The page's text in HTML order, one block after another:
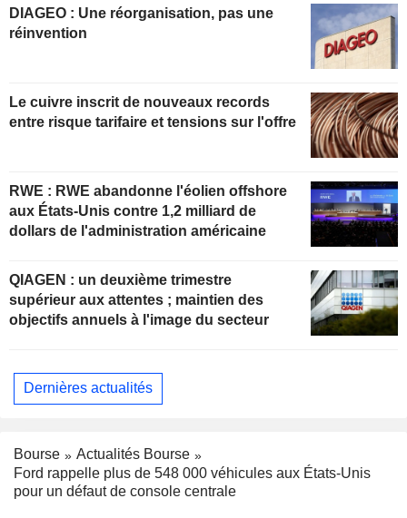
DIAGEO : Une réorganisation, pas une
réinvention
Le cuivre inscrit de nouveaux records
entre risque tarifaire et tensions sur l'offre
RWE : RWE abandonne l'éolien offshore
aux États-Unis contre 1,2 milliard de
dollars de l'administration américaine
QIAGEN : un deuxième trimestre
supérieur aux attentes ; maintien des
objectifs annuels à l'image du secteur
Dernières actualités
Bourse
Actualités Bourse
Ford rappelle plus de 548 000 véhicules aux États-Unis
pour un défaut de console centrale